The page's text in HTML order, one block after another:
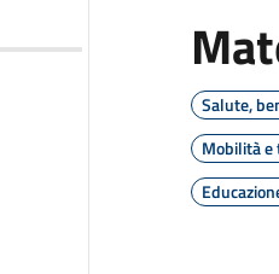
Salute,
Mobilità